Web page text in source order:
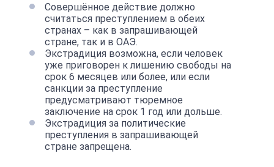
Совершённое действие должно
считаться преступлением в обеих
странах – как в запрашивающей
стране, так и в ОАЭ.
Экстрадиция возможна, если человек
уже приговорен к лишению свободы на
срок 6 месяцев или более, или если
санкции за преступление
предусматривают тюремное
заключение на срок 1 год или дольше.
Экстрадиция за политические
преступления в запрашивающей
стране запрещена.